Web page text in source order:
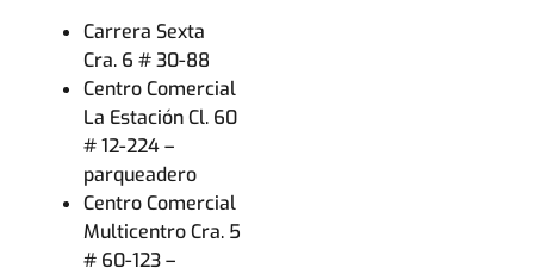
Carrera Sexta
Cra. 6 # 30-88
Centro Comercial
La Estación Cl. 60
# 12-224 –
parqueadero
Centro Comercial
Multicentro Cra. 5
# 60-123 –